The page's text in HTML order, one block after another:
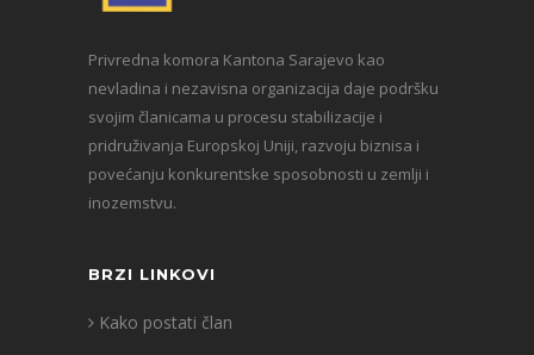
Privredna komora Kantona Sarajevo kao
nevladina i nezavisna organizacija daje podršku
svojim članicama u procesu stabilizacije i
pridruživanja Europskoj Uniji, razvoju biznisa i
povećanju konkurentske sposobnosti u zemlji i
inozemstvu.
BRZI LINKOVI
Kako postati član